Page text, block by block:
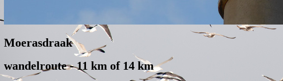
Moerasdraak
wandelroute - 11 km of 14 km